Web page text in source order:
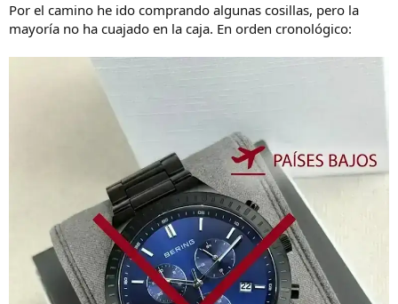
Por el camino he ido comprando algunas cosillas, pero la
mayoría no ha cuajado en la caja. En orden cronológico: